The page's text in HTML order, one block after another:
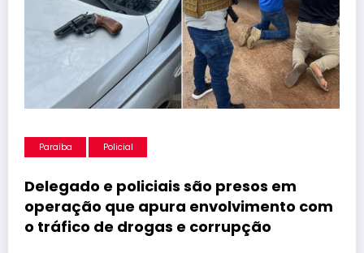
Paraíba Policial
Delegado e policiais são presos em
operação que apura envolvimento com
o tráfico de drogas e corrupção